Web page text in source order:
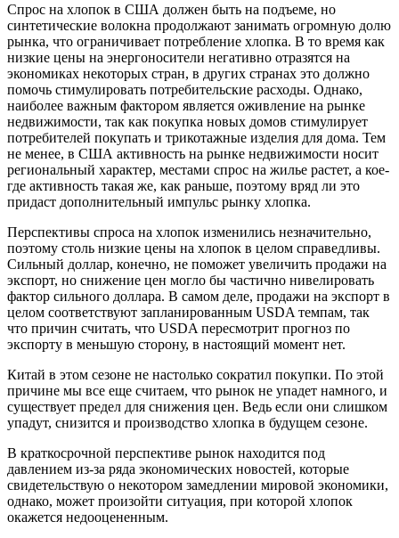
Спрос на хлопок в США должен быть на подъеме, но
синтетические волокна продолжают занимать огромную долю
рынка, что ограничивает потребление хлопка. В то время как
низкие цены на энергоносители негативно отразятся на
экономиках некоторых стран, в других странах это должно
помочь стимулировать потребительские расходы. Однако,
наиболее важным фактором является оживление на рынке
недвижимости, так как покупка новых домов стимулирует
потребителей покупать и трикотажные изделия для дома. Тем
не менее, в США активность на рынке недвижимости носит
региональный характер, местами спрос на жилье растет, а кое-
где активность такая же, как раньше, поэтому вряд ли это
придаст дополнительный импульс рынку хлопка.
Перспективы спроса на хлопок изменились незначительно,
поэтому столь низкие цены на хлопок в целом справедливы.
Сильный доллар, конечно, не поможет увеличить продажи на
экспорт, но снижение цен могло бы частично нивелировать
фактор сильного доллара. В самом деле, продажи на экспорт в
целом соответствуют запланированным USDA темпам, так
что причин считать, что USDA пересмотрит прогноз по
экспорту в меньшую сторону, в настоящий момент нет.
Китай в этом сезоне не настолько сократил покупки. По этой
причине мы все еще считаем, что рынок не упадет намного, и
существует предел для снижения цен. Ведь если они слишком
упадут, снизится и производство хлопка в будущем сезоне.
В краткосрочной перспективе рынок находится под
давлением из-за ряда экономических новостей, которые
свидетельствую о некотором замедлении мировой экономики,
однако, может произойти ситуация, при которой хлопок
окажется недооцененным.